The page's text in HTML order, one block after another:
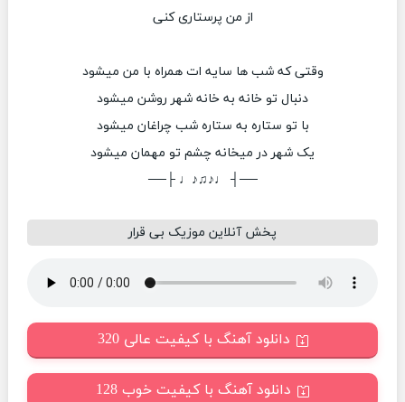
از من پرستاری کنی
وقتی که شب ها سایه ات همراه با من میشود
دنبال تو خانه به خانه شهر روشن میشود
با تو ستاره به ستاره شب چراغان میشود
یک شهر در میخانه چشم تو مهمان میشود
──┤ ♩♪♫♪♩ ├──
پخش آنلاین موزیک بی قرار
دانلود آهنگ با کیفیت عالی 320
دانلود آهنگ با کیفیت خوب 128